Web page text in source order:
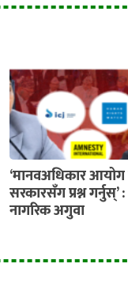
‘मानवअधिकार आयोग
सरकारसँग प्रश्न गर्नुस्’ :
नागरिक अगुवा